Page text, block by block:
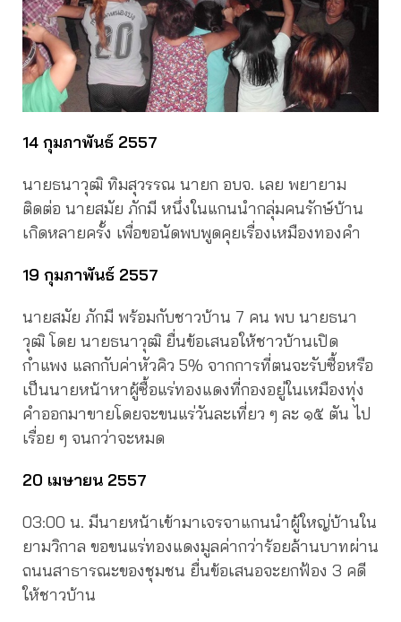
14 กุมภาพันธ์ 2557
นายธนาวุฒิ ทิมสุวรรณ นายก อบจ. เลย พยายาม
ติดต่อ นายสมัย ภักมี หนึ่งในแกนนำกลุ่มคนรักษ์บ้าน
เกิดหลายครั้ง เพื่อขอนัดพบพูดคุยเรื่องเหมืองทองคำ
19 กุมภาพันธ์ 2557
นายสมัย ภักมี พร้อมกับชาวบ้าน 7 คน พบ นายธนา
วุฒิ โดย นายธนาวุฒิ ยื่นข้อเสนอให้ชาวบ้านเปิด
กำแพง แลกกับค่าหัวคิว 5% จากการที่ตนจะรับซื้อหรือ
เป็นนายหน้าหาผู้ซื้อแร่ทองแดงที่กองอยู่ในเหมืองทุ่ง
คำออกมาขายโดยจะขนแร่วันละเที่ยว ๆ ละ ๑๕ ตัน ไป
เรื่อย ๆ จนกว่าจะหมด
20 เมษายน 2557
03:00 น. มีนายหน้าเข้ามาเจรจาแกนนำผู้ใหญ่บ้านใน
ยามวิกาล ขอขนแร่ทองแดงมูลค่ากว่าร้อยล้านบาทผ่าน
ถนนสาธารณะของชุมชน ยื่นข้อเสนอจะยกฟ้อง 3 คดี
ให้ชาวบ้าน